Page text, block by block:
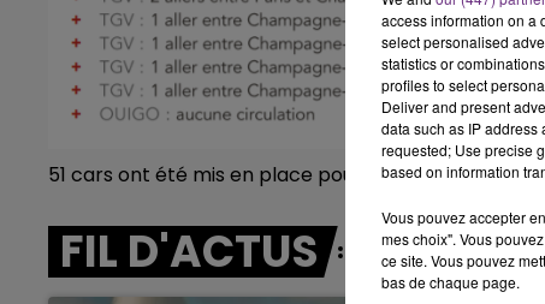
51 cars ont été mis en place pour assurés les
FIL D'ACTUS
access information on a
select personalised
statistics or
profiles to select
Deliver and present
data such as IP
requested; Use precise
based on information
Vous pouvez accepter
mes choix". Vous
ce site. Vous pouvez
bas de chaque page.